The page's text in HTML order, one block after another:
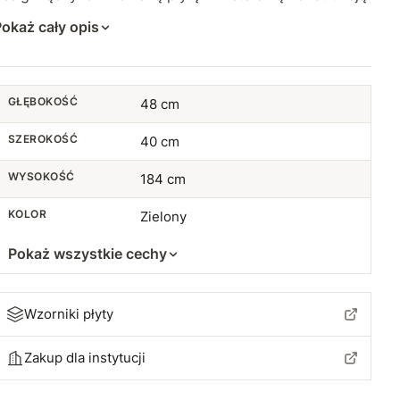
cały opis
GŁĘBOKOŚĆ 48 cm
SZEROKOŚĆ 40 cm
WYSOKOŚĆ 184 cm
KOLOR Zielony
Pokaż wszystkie cechy
Wzorniki płyty
Zakup dla instytucji